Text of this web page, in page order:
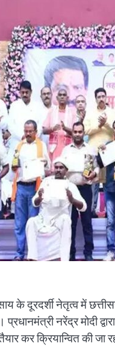
के दूरदर्शी नेतृत्व में
नरेंद्र मोदी
कर क्रियान्वित की जा